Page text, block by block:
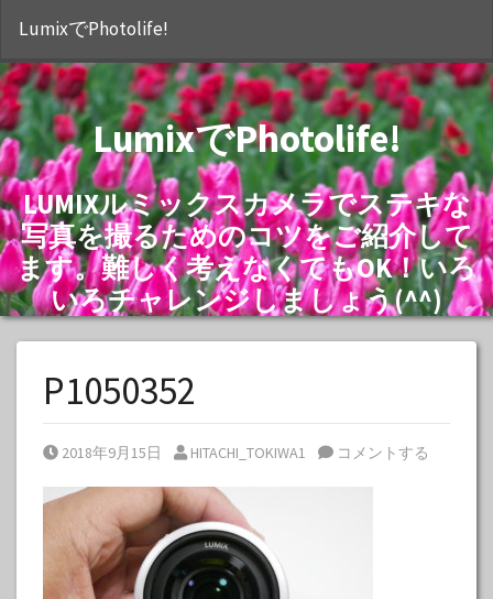
LumixでPhotolife!
LumixでPhotolife!
LUMIXルミックスカメラでステキな
写真を撮るためのコツをご紹介して
ます。難しく考えなくてもOK！いろ
いろチャレンジしましょう(^^)
P1050352
Posted on
2018年9月15日 Posted by
HITACHI_TOKIWA1 コメントする